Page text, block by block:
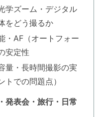
学ズーム・デジタル
をどう撮るか
・AF（オートフォー
安定性
量・長時間撮影の実
での問題点）
発表会・旅行・日常